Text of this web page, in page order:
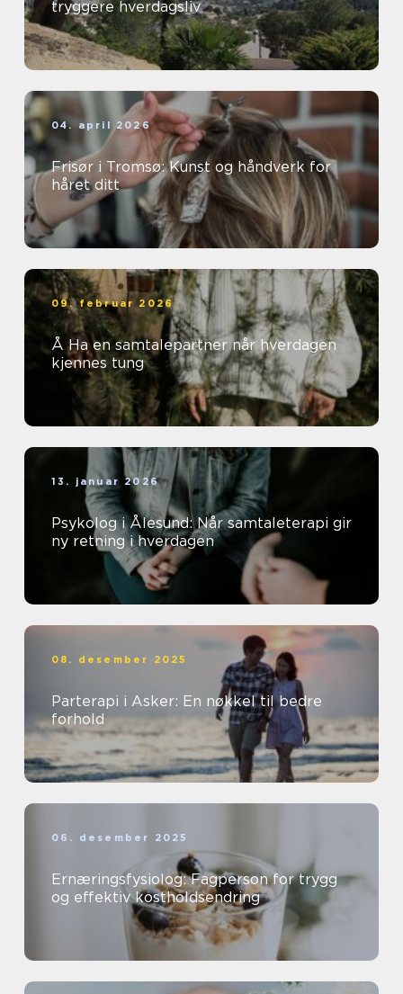
tryggere hverdagsliv
04. april 2026
Frisør i Tromsø: Kunst og håndverk for
håret ditt
09. februar 2026
Å Ha en samtalepartner når hverdagen
kjennes tung
13. januar 2026
Psykolog i Ålesund: Når samtaleterapi gir
ny retning i hverdagen
08. desember 2025
Parterapi i Asker: En nøkkel til bedre
forhold
06. desember 2025
Ernæringsfysiolog: Fagperson for trygg
og effektiv kostholdsendring